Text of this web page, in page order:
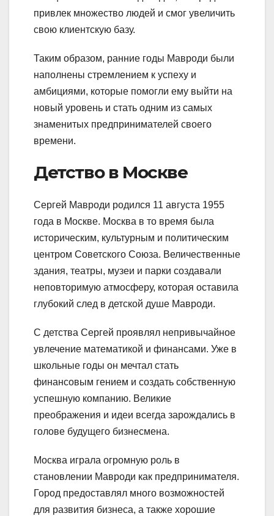
привлек множество людей и смог увеличить
свою клиентскую базу.
Таким образом, ранние годы Мавроди были
наполнены стремлением к успеху и
амбициями, которые помогли ему выйти на
новый уровень и стать одним из самых
знаменитых предпринимателей своего
времени.
Детство в Москве
Сергей Мавроди родился 11 августа 1955
года в Москве. Москва в то время была
историческим, культурным и политическим
центром Советского Союза. Величественные
здания, театры, музеи и парки создавали
неповторимую атмосферу, которая оставила
глубокий след в детской душе Мавроди.
С детства Сергей проявлял непривычайное
увлечение математикой и финансами. Уже в
школьные годы он мечтал стать
финансовым гением и создать собственную
успешную компанию. Великие
преображения и идеи всегда зарождались в
голове будущего бизнесмена.
Москва играла огромную роль в
становлении Мавроди как предпринимателя.
Город предоставлял много возможностей
для развития бизнеса, а также хорошие